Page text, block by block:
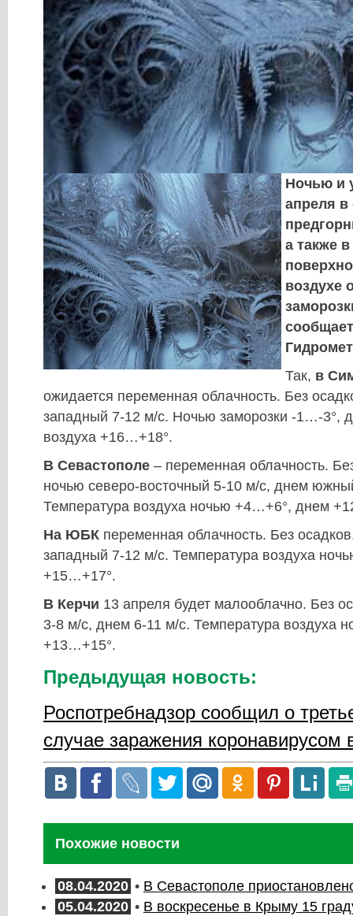
Ночью и
апреля в
а также
воздухе
Так, в
ожидается переменная облачность. Без
западный 7-12 м/с. Ночью заморозки -1…-3°,
воздуха +16…+18°.
В Севастополе – переменная облачность.
ночью северо-восточный 5-10 м/с, днем
Температура воздуха ночью +4…+6°, днем
На ЮБК переменная облачность. Без
западный 7-12 м/с. Температура воздуха
+15…+17°.
В Керчи 13 апреля будет малооблачно. Без
3-8 м/с, днем 6-11 м/с. Температура воздуха
+13…+15°.
Предыдущая новость:
Роспотребнадзор сообщил о
случае заражения коронавирусом
Похожие новости
08.04.2020 • В Севастополе
05.04.2020 • В воскресенье в Крыму 15